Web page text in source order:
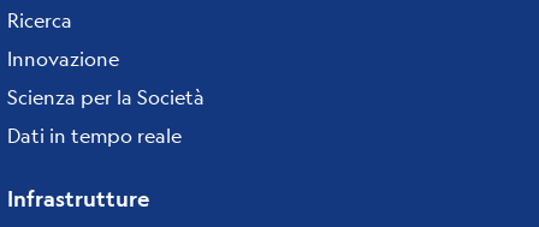
Ricerca
Innovazione
Scienza per la Società
Dati in tempo reale
Infrastrutture